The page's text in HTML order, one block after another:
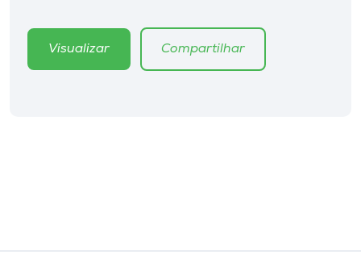
Editora
Visualizar Compartilhar